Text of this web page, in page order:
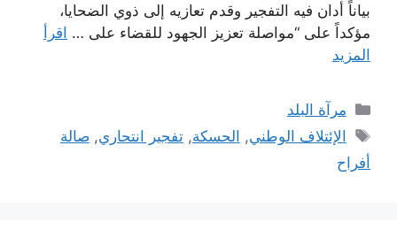
بياناً أدان فيه التفجير وقدم تعازيه إلى ذوي الضحايا،
مؤكداً على “مواصلة تعزيز الجهود للقضاء على … اقرأ
المزيد
التصنيفات
مرآة البلد
الوسوم
الإئتلاف الوطني, الحسكة,تفجير انتحاري,صالة
أفراح